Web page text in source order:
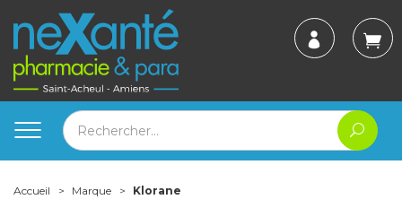
Accueil Marque Klorane